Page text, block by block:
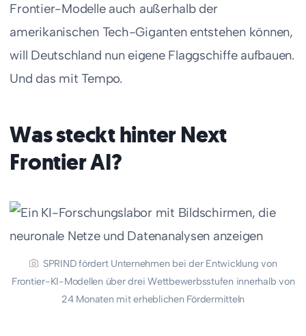
Frontier-Modelle auch außerhalb der
amerikanischen Tech-Giganten entstehen können,
will Deutschland nun eigene Flaggschiffe aufbauen.
Und das mit Tempo.
Was steckt hinter Next
Frontier AI?
SPRIND fördert Unternehmen bei der Entwicklung von
Frontier-KI-Modellen über drei Wettbewerbsstufen innerhalb von
24 Monaten mit erheblichen Fördermitteln